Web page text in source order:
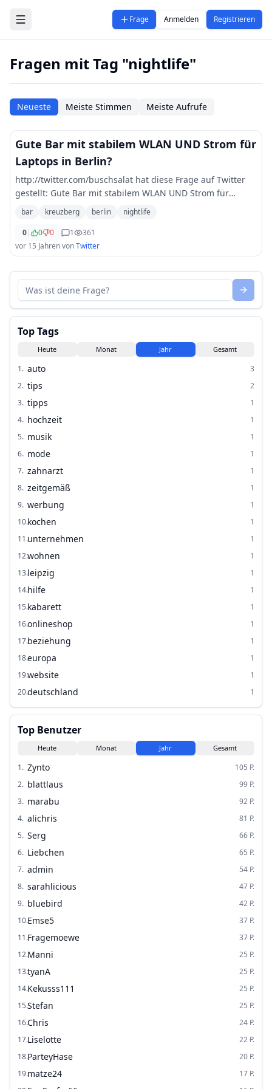
Zum Hauptinhalt springen
Frage Anmelden Registrieren
Fragen mit Tag "nightlife"
Neueste Meiste Stimmen Meiste Aufrufe
Gute Bar mit stabilem WLAN UND Strom für
Laptops in Berlin?
http://twitter.com/buschsalat hat diese Frage auf Twitter
gestellt: Gute Bar mit stabilem WLAN UND Strom für
Laptops in Berlin? Vorzugsweise Fridrichshain/Kreuzberg.
berlin bar nightlife kreuzberg
bar kreuzberg berlin
nightlife
0| 0 0 1
361
vor 15 JahrenvonTwitter
Top Tags
Heute Monat Jahr Gesamt
1. auto
3
2. tips
2
3. tipps
1
4. hochzeit
1
5. musik
1
6. mode
1
7. zahnarzt
1
8. zeitgemäß
1
9. werbung
1
10.kochen
1
11.unternehmen
1
12.wohnen
1
13.leipzig
1
14.hilfe
1
15.kabarett
1
16.onlineshop
1
17.beziehung
1
18.europa
1
19.website
1
20.deutschland 1
Top Benutzer
Heute Monat Jahr Gesamt
1. Zynto 105 P.
2. blattlaus 99 P.
3. marabu 92 P.
4. alichris 81 P.
5. Serg 66 P.
6. Liebchen 65 P.
7. admin 54 P.
8. sarahlicious 47 P.
9. bluebird 42 P.
10.Emse5 37 P.
11.Fragemoewe 37 P.
12.Manni 25 P.
13.tyanA 25 P.
14.Kekusss111 25 P.
15.Stefan 25 P.
16.Chris 24 P.
17.Liselotte 22 P.
18.ParteyHase 20 P.
19.matze24 17 P.